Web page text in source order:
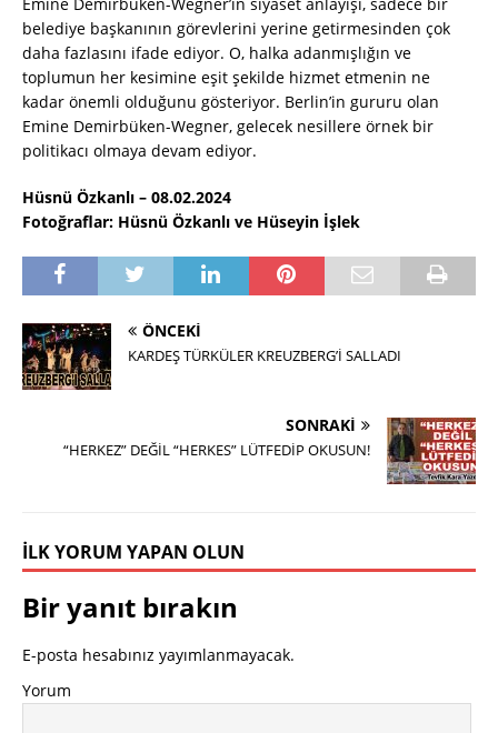
belediye başkanının görevlerini yerine getirmesinden çok
daha fazlasını ifade ediyor. O, halka adanmışlığın ve
toplumun her kesimine eşit şekilde hizmet etmenin ne
kadar önemli olduğunu gösteriyor. Berlin’in gururu olan
Emine Demirbüken-Wegner, gelecek nesillere örnek bir
politikacı olmaya devam ediyor.
Hüsnü Özkanlı – 08.02.2024
Fotoğraflar: Hüsnü Özkanlı ve Hüseyin İşlek
ÖNCEKI
KARDEŞ TÜRKÜLER KREUZBERG’İ SALLADI
SONRAKI
“HERKEZ” DEĞİL “HERKES” LÜTFEDİP OKUSUN!
İLK YORUM YAPAN OLUN
Bir yanıt bırakın
E-posta hesabınız yayımlanmayacak.
Yorum